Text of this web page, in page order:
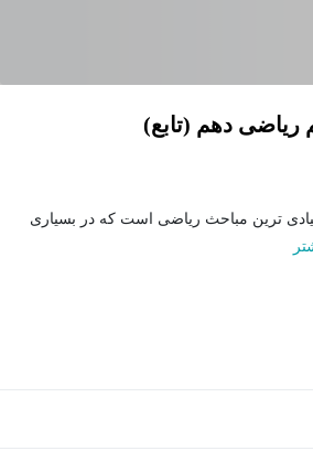
دهم (تابع)
ترین مباحث ریاضی است که در بسیاری